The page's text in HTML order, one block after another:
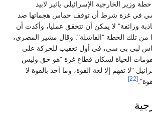
خطة وزير الخارجية الإسرائيلي يائير لابيد
في غزة شرط أن توقف حماس هجماتها ضد
وزائفة" لا يمكن أن تتحقق عمليا، وأكدت أن
من تلك الخطة "الفاشلة". وقال مشير المصري،
لبي بي سي، في أول تعقيب للحركة على
الحياة لسكان قطاع غزة "هو حق وليس
"لا تفهم إلا لغة القوة، وما أخذ بالقوة لا
[22]